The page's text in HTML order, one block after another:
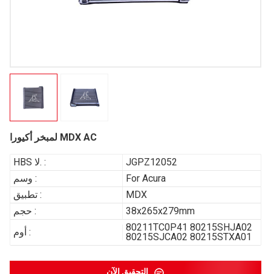
لمبخر أكيورا MDX AC
HBS لا. :
JGPZ12052
وسم :
For Acura
تطبيق :
MDX
حجم :
38x265x279mm
أوم :
80211TC0P41 80215SHJA02
80215SJCA02 80215STXA01